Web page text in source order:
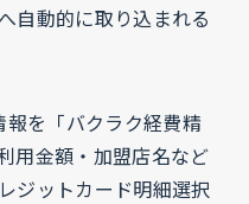
自動的に取り込まれる
報を「バクラク経費精
用金額・加盟店名など
ジットカード明細選択